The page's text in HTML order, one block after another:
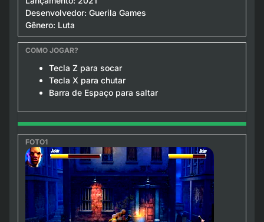
Desenvolvedor: Guerila Games
Gênero: Luta
Tecla Z para socar
Tecla X para chutar
Barra de Espaço para saltar